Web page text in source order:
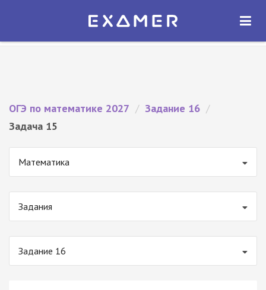
Экзамер — ЕГЭ 2027
ОТКРЫТЬ
ОГЭ по математике 2027 / Задание 16 /
Задача 15
Математика
Задания
Задание 16